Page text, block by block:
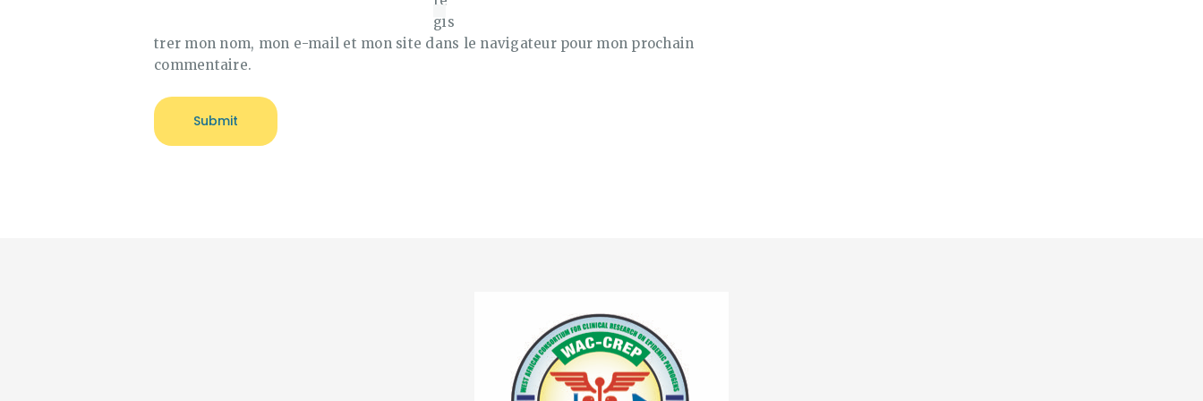
gis
trer mon nom, mon e-mail et mon site dans le navigateur pour mon prochain
commentaire.